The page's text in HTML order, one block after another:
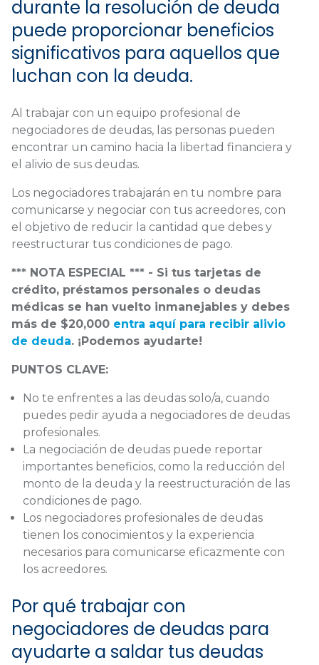
durante la resolución de deuda
puede proporcionar beneficios
significativos para aquellos que
luchan con la deuda.
Al trabajar con un equipo profesional de
negociadores de deudas, las personas pueden
encontrar un camino hacia la libertad financiera y
el alivio de sus deudas.
Los negociadores trabajarán en tu nombre para
comunicarse y negociar con tus acreedores, con
el objetivo de reducir la cantidad que debes y
reestructurar tus condiciones de pago.
*** NOTA ESPECIAL *** - Si tus tarjetas de
crédito, préstamos personales o deudas
médicas se han vuelto inmanejables y debes
más de $20,000 entra aquí para recibir alivio
de deuda. ¡Podemos ayudarte!
PUNTOS CLAVE:
No te enfrentes a las deudas solo/a, cuando
puedes pedir ayuda a negociadores de deudas
profesionales.
La negociación de deudas puede reportar
importantes beneficios, como la reducción del
monto de la deuda y la reestructuración de las
condiciones de pago.
Los negociadores profesionales de deudas
tienen los conocimientos y la experiencia
necesarios para comunicarse eficazmente con
los acreedores.
Por qué trabajar con
negociadores de deudas para
ayudarte a saldar tus deudas